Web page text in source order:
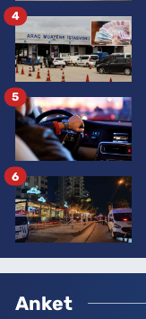
4
5
6
Anket